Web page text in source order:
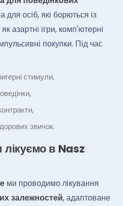
для осіб, які борються із
азартні ігри, комп'ютерні
покупки. Під час
стимули,
звичок.
лікуємо в Nasz
ми проводимо лікування
залежностей, адаптоване